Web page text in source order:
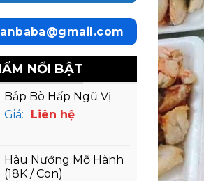
NỔI BẬT
Bắp Bò Hấp Ngũ Vị
Giá:
Liên hệ
Hàu Nướng Mỡ Hành
(18K / Con)